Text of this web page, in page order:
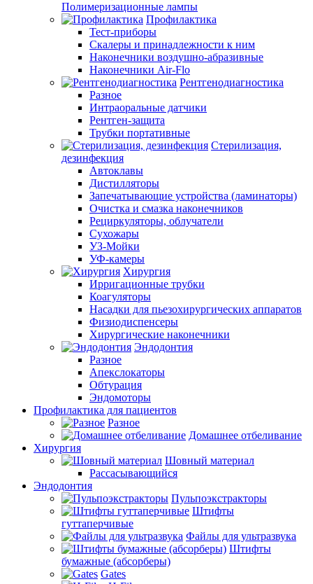
Полимеризационные лампы
Профилактика
Тест-приборы
Скалеры и принадлежности к ним
Наконечники воздушно-абразивные
Наконечники Air-Flo
Рентгенодиагностика
Разное
Интраоральные датчики
Рентген-защита
Трубки портативные
Стерилизация,
дезинфекция
Автоклавы
Дистилляторы
Запечатывающие устройства (ламинаторы)
Очистка и смазка наконечников
Рециркуляторы, облучатели
Сухожары
УЗ-Мойки
УФ-камеры
Хирургия
Ирригационные трубки
Коагуляторы
Насадки для пьезохирургических аппаратов
Физиодиспенсеры
Хирургические наконечники
Эндодонтия
Разное
Апекслокаторы
Обтурация
Эндомоторы
Профилактика для пациентов
Разное
Домашнее отбеливание
Хирургия
Шовный материал
Рассасывающийся
Эндодонтия
Пульпоэкстракторы
Штифты
гуттаперчивые
Файлы для ультразвука
Штифты
бумажные (абсорберы)
Gates